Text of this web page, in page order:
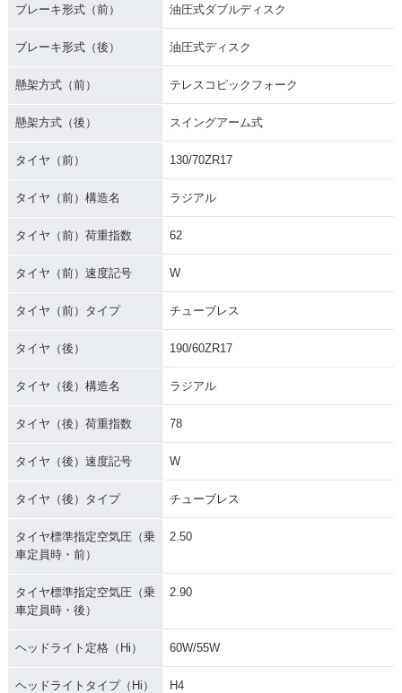
ブレーキ形式（前） 油圧式ダブルディスク
ブレーキ形式（後） 油圧式ディスク
懸架方式（前） テレスコピックフォーク
懸架方式（後） スイングアーム式
タイヤ（前） 130/70ZR17
タイヤ（前）構造名 ラジアル
タイヤ（前）荷重指数 62
タイヤ（前）速度記号 W
タイヤ（前）タイプ チューブレス
タイヤ（後） 190/60ZR17
タイヤ（後）構造名 ラジアル
タイヤ（後）荷重指数 78
タイヤ（後）速度記号 W
タイヤ（後）タイプ チューブレス
タイヤ標準指定空気圧（乗
車定員時・前）
2.50
タイヤ標準指定空気圧（乗
車定員時・後）
2.90
ヘッドライト定格（Hi） 60W/55W
ヘッドライトタイプ（Hi） H4